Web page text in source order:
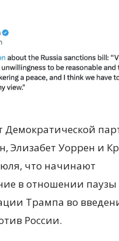
Демократической
Элизабет Уоррен и
что начинают
в отношении паузы
Трампа во
России.